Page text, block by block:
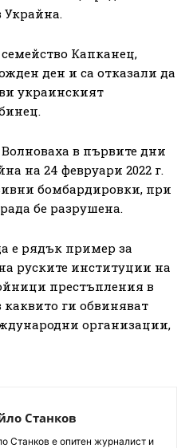
Капканец,
ден и са отказали да
украинският
в първите дни
на 24 февруари 2022 г.
бомбардировки, при
бе разрушена.
е рядък пример за
руските институции на
престъпления в
ги обвиняват
организации,
Станков
Станков е опитен журналист и